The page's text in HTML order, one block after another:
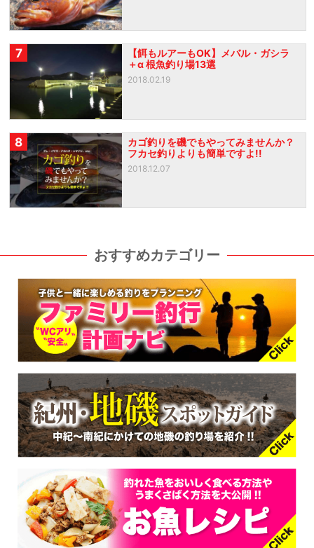
7
【餌もルアーもOK】メバル・ガシラ
＋α 根魚釣り場13選
2018.02.19
8
カゴ釣りを磯でもやってみませんか？
フカセ釣りよりも簡単ですよ!!
2018.12.07
おすすめカテゴリー